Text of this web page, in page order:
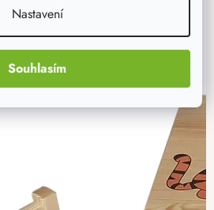
Nastavení
Souhlasím